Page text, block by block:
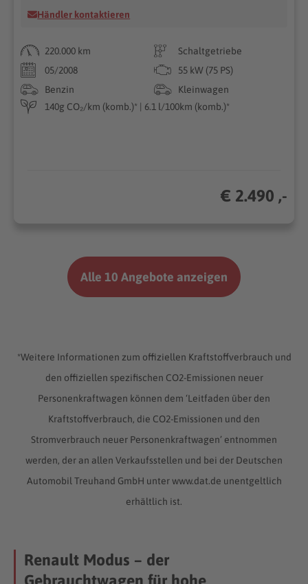
Händler kontaktieren
220.000 km
Schaltgetriebe
05/2008
55 kW (75 PS)
Benzin
Kleinwagen
140g CO₂/km (komb.)* | 6.1 l/100km (komb.)*
€ 2.490 ,-
Alle 10 Angebote anzeigen
*Weitere Informationen zum offiziellen Kraftstoffverbrauch und
den offiziellen spezifischen CO2-Emissionen neuer
Personenkraftwagen können dem ‘Leitfaden über den
Kraftstoffverbrauch, die CO2-Emissionen und den
Stromverbrauch neuer Personenkraftwagen’ entnommen
werden, der an allen Verkaufsstellen und bei der Deutschen
Automobil Treuhand GmbH unter www.dat.de unentgeltlich
erhältlich ist.
Renault Modus – der
Gebrauchtwagen für hohe